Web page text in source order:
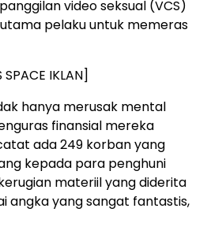
video seksual (VCS)
pelaku untuk memeras
SPACE IKLAN]
hanya merusak mental
finansial mereka
ada 249 korban yang
kepada para penghuni
materiil yang diderita
angka yang sangat fantastis,